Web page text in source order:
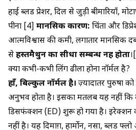
हाई ब्लड प्रेशर, दिल से जुड़ी बीमारियाँ,
पीना [4] मानसिक कारण: चिंता और
आत्मविश्वास की कमी, लगातार मानसिक
सेहस्तमैथुन का सीधा सम्बन्ध नहीं होता
क्या कभी-कभी लिंग ढीला होना नॉर्मल है?
हाँ, बिल्कुल नॉर्मल है। ज़्यादातर पुरुषों
अनुभव होता है। इसका मतलब यह नहीं कि
डिसफंक्शन (ED) शुरू हो गया है।
नहीं है। यह दिमाग़, हार्मोन, नसों, ब्लड